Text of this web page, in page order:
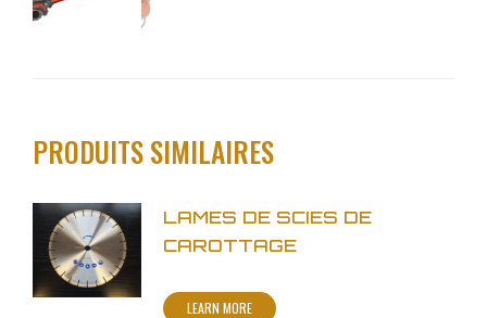
PRODUITS SIMILAIRES
LAMES DE SCIES DE
CAROTTAGE
LEARN MORE